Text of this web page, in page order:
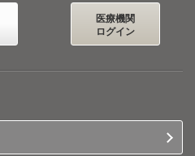
医療機関
ログイン